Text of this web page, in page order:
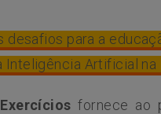
para a
Inteligência Artificial na
fornece ao